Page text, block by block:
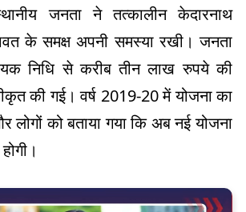
जनता ने तत्कालीन केदारनाथ
के समक्ष अपनी समस्या रखी। जनता
निधि से करीब तीन लाख रुपये की
की गई। वर्ष 2019-20 में योजना का
लोगों को बताया गया कि अब नई योजना